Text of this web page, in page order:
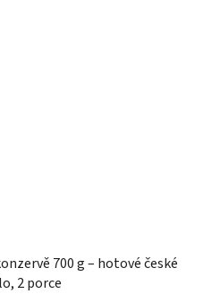
700 g – hotové české
2 porce